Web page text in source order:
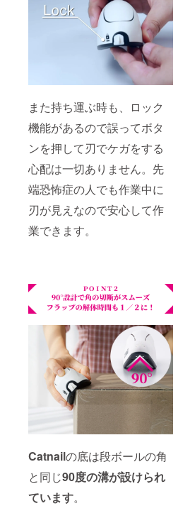
また持ち運ぶ時も、ロック
機能があるので誤ってボタ
ンを押して刃でケガをする
心配は一切ありません。先
端恐怖症の人でも作業中に
刃が見えなので安心して作
業できます。
Catnailの底は段ボールの角
と同じ90度の溝が設けられ
ています。